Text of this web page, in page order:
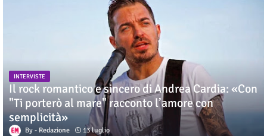
INTERVISTE
Il rock romantico e sincero di Andrea Cardia: «Con
"Ti porterò al mare" racconto l’amore con
semplicità»
Redazione 13 luglio